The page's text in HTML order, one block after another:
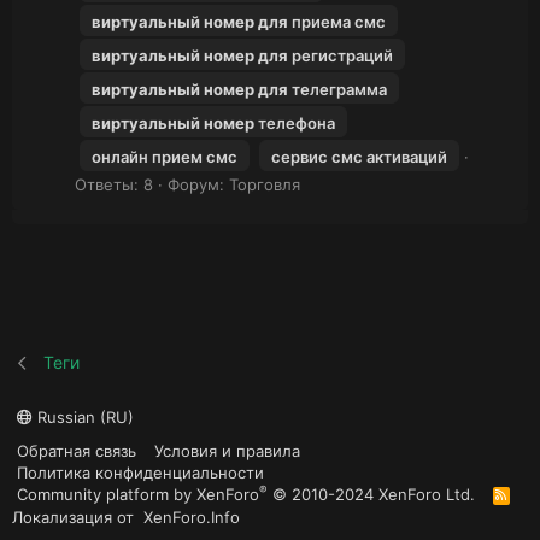
виртуальныйномердля приема смс
виртуальныйномердля регистраций
виртуальныйномердля телеграмма
виртуальныйномертелефона
онлайн прием смс
сервис смс активаций
Ответы: 8
Форум: Торговля
Теги
Russian (RU)
Обратная связь
Условия и правила
Политика конфиденциальности
Community platform by XenForo® © 2010-2024 XenForo Ltd.
R
S
Локализация от XenForo.Info